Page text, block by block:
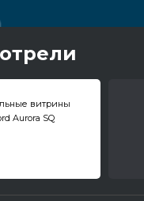
витрины
Aurora SQ